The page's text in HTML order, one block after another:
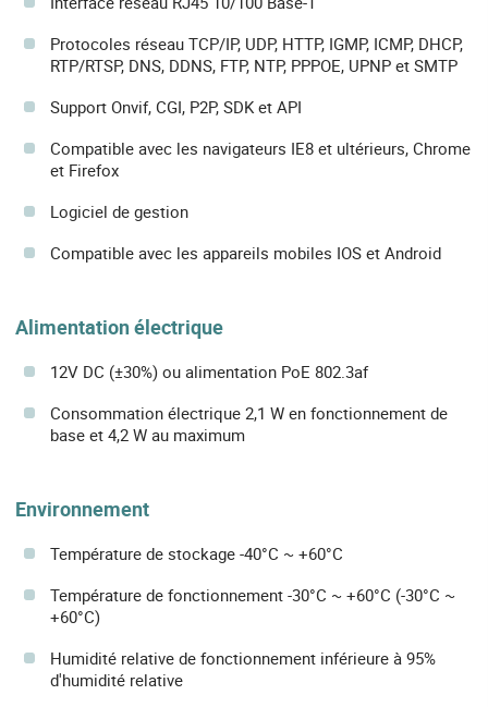
Protocoles réseau TCP/IP, UDP, HTTP, IGMP, ICMP, DHCP,
RTP/RTSP, DNS, DDNS, FTP, NTP, PPPOE, UPNP et SMTP
Support Onvif, CGI, P2P, SDK et API
Compatible avec les navigateurs IE8 et ultérieurs, Chrome
et Firefox
Logiciel de gestion
Compatible avec les appareils mobiles IOS et Android
Alimentation électrique
12V DC (±30%) ou alimentation PoE 802.3af
Consommation électrique 2,1 W en fonctionnement de
base et 4,2 W au maximum
Environnement
Température de stockage -40°C ~ +60°C
Température de fonctionnement -30°C ~ +60°C (-30°C ~
+60°C)
Humidité relative de fonctionnement inférieure à 95%
d'humidité relative